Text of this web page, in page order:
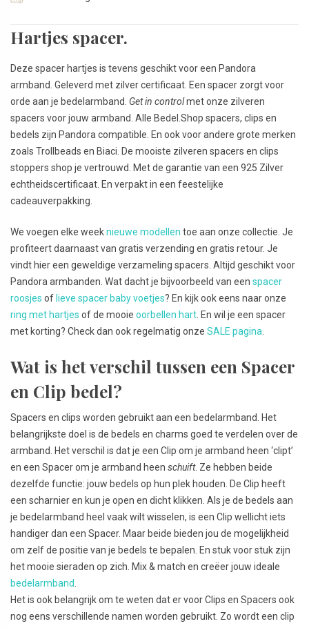
Hartjes spacer.
Deze spacer hartjes is tevens geschikt voor een Pandora
armband. Geleverd met zilver certificaat. Een spacer zorgt voor
orde aan je bedelarmband. Get in controlmet onze zilveren
spacers voor jouw armband. Alle Bedel.Shop spacers, clips en
bedels zijn Pandora compatible. En ook voor andere grote merken
zoals Trollbeads en Biaci. De mooiste zilveren spacers en clips
stoppers shop je vertrouwd. Met de garantie van een 925 Zilver
echtheidscertificaat. En verpakt in een feestelijke
cadeauverpakking.
We voegen elke weeknieuwe modellen toe aan onze collectie. Je
profiteert daarnaast van gratis verzending en gratis retour. Je
vindt hier een geweldige verzameling spacers. Altijd geschikt voor
Pandora armbanden. Wat dacht je bijvoorbeeld van een spacer
roosjes of lieve spacer baby voetjes? En kijk ook eens naar onze
ring met hartjes of de mooie oorbellen hart . En wil je een spacer
met korting? Check dan ook regelmatig onze SALE pagina
Wat is het verschil tussen een Spacer
en Clip bedel?
Spacers en clips worden gebruikt aan een bedelarmband. Het
belangrijkste doel is de bedels en charms goed te verdelen over de
armband. Het verschil is dat je een Clip om je armband heen ‘clipt’
en een Spacer om je armband heen schuift. Ze hebben beide
dezelfde functie: jouw bedels op hun plek houden. De Clip heeft
een scharnier en kun je open en dicht klikken. Als je de bedels aan
je bedelarmband heel vaak wilt wisselen, is een Clip wellicht iets
handiger dan een Spacer. Maar beide bieden jou de mogelijkheid
om zelf de positie van je bedels te bepalen. En stuk voor stuk zijn
het mooie sieraden op zich. Mix & match en creëer jouw ideale
bedelarmband
Het is ook belangrijk om te weten dat er voor Clips en Spacers ook
nog eens verschillende namen worden gebruikt. Zo wordt een clip